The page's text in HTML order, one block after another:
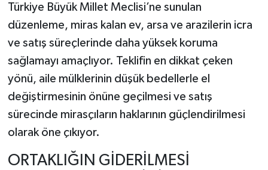
Türkiye Büyük Millet Meclisi’ne sunulan
düzenleme, miras kalan ev, arsa ve arazilerin icra
ve satış süreçlerinde daha yüksek koruma
sağlamayı amaçlıyor. Teklifin en dikkat çeken
yönü, aile mülklerinin düşük bedellerle el
değiştirmesinin önüne geçilmesi ve satış
sürecinde mirasçıların haklarının güçlendirilmesi
olarak öne çıkıyor.
ORTAKLIĞIN GİDERİLMESİ